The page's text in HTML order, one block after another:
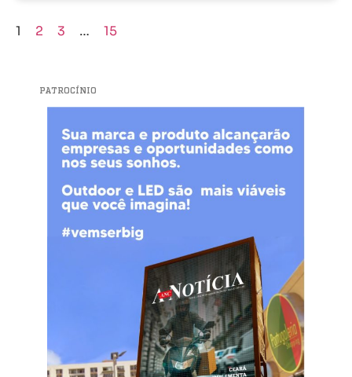
1 2 3 … 15
PATROCÍNIO